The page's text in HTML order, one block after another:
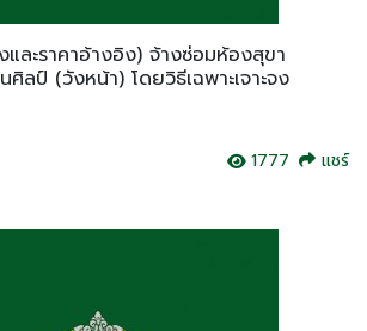
และราคาอ้างอิง) จ้างซ่อมห้องสุขา
ป์ (วังหน้า) โดยวิธีเฉพาะเจาะจง
1777
แชร์